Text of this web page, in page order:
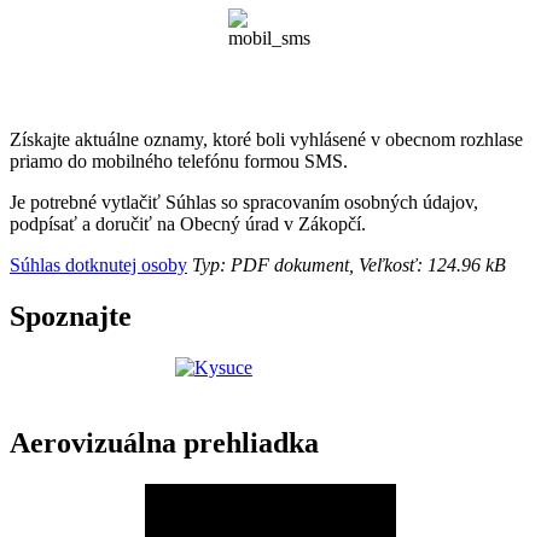
Získajte aktuálne oznamy, ktoré boli vyhlásené v obecnom rozhlase
priamo do mobilného telefónu formou SMS.
Je potrebné vytlačiť Súhlas so spracovaním osobných údajov,
podpísať a doručiť na Obecný úrad v Zákopčí.
Súhlas dotknutej osoby Typ: PDF dokument, Veľkosť: 124.96 kB
Spoznajte
Aerovizuálna prehliadka